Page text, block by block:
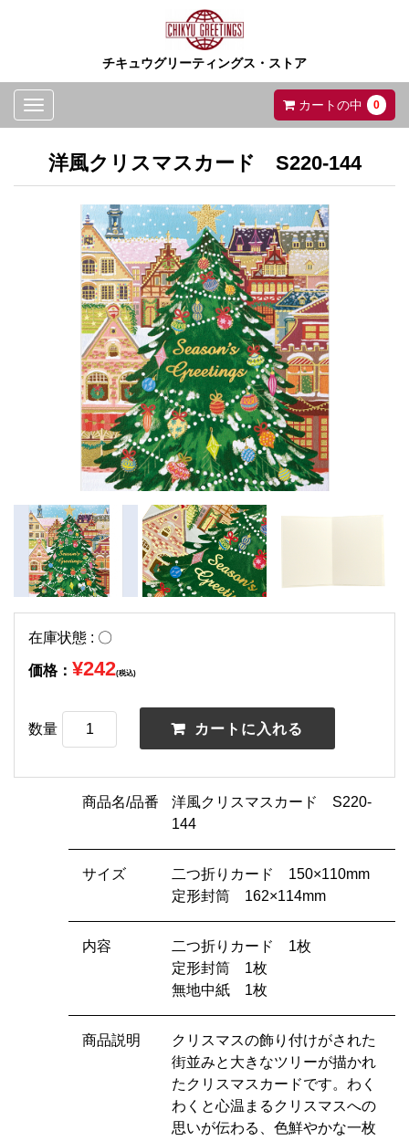
チキュウグリーティングス・ストア
Toggle
navigation
カートの中 0
洋風クリスマスカード S220-144
在庫状態 : 〇
価格： ¥242(税込)
数量
商品名/品番
洋風クリスマスカード S220-
144
サイズ
二つ折りカード 150×110mm
定形封筒 162×114mm
内容
二つ折りカード 1枚
定形封筒 1枚
無地中紙 1枚
商品説明
クリスマスの飾り付けがされた
街並みと大きなツリーが描かれ
たクリスマスカードです。わく
わくと心温まるクリスマスへの
思いが伝わる、色鮮やかな一枚